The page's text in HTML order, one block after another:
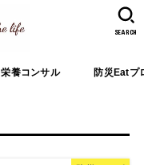
栄養コンサル 防災Eatプ
SEARCH